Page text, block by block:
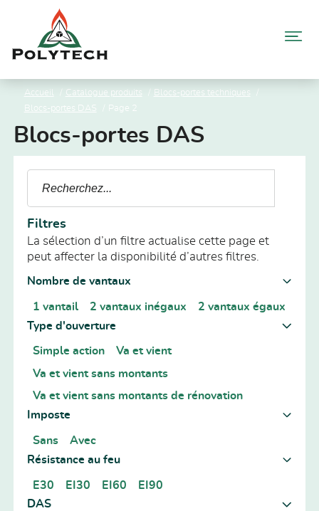
contenu
Accueil Catalogue produits
Blocs-portes techniques
Blocs-portes DAS
Page 2
Blocs-portes DAS
Filtres
La sélection d’un filtre actualise cette page et
peut affecter la disponibilité d’autres filtres.
Nombre de vantaux
1 vantail 2 vantaux inégaux
2 vantaux égaux
Type d'ouverture
Simple action
Va et vient
Va et vient sans montants
Va et vient sans montants de rénovation
Imposte
Sans
Avec
Résistance au feu
E30 EI30 EI60
EI90
DAS